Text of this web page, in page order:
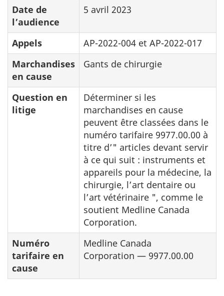
Date de
l’audience
5 avril 2023
Appels
AP-2022-004 et AP-2022-017
Marchandises
en cause
Gants de chirurgie
Question en
litige
Déterminer si les
marchandises en cause
peuvent être classées dans le
numéro tarifaire 9977.00.00 à
titre d’" articles devant servir
à ce qui suit : instruments et
appareils pour la médecine, la
chirurgie, l’art dentaire ou
l’art vétérinaire ", comme le
soutient Medline Canada
Corporation.
Numéro
tarifaire en
cause
Medline Canada
Corporation — 9977.00.00